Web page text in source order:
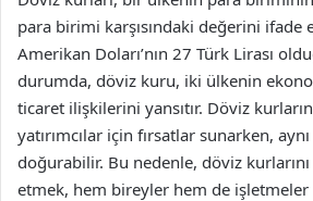
para birimi karşısındaki değerini ifade
Amerikan Doları’nın 27 Türk Lirası
durumda, döviz kuru, iki ülkenin
ticaret ilişkilerini yansıtır. Döviz
yatırımcılar için fırsatlar sunarken,
doğurabilir. Bu nedenle, döviz
etmek, hem bireyler hem de